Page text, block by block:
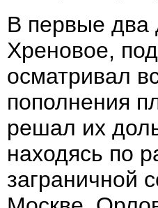
В первые два
Хреновое,
осматривал
пополнения
решал их
находясь по
заграничной